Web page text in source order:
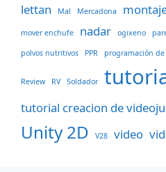
lettan Mal Mercadona
mover enchufe nadar ogixeno
polvos nutritivos PPR programación
Review RV Soldador
tutorial creacion de
Unity 2D
V28 video